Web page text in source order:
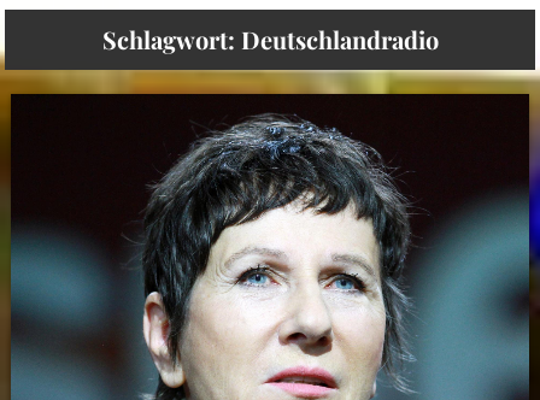
Hitzewelle: Städte- und Gemeindebund fordert „nationalen Kraftakt für
Wasserversorgung“
Niedrige Wasserstände: Auf Rekordtief
Umweltkatastrophe: Drohende Ölkatastrophe vor der Küste des Oman
Sexualisierte Gewalt: Starr vor Angst
Schlagwort: Deutschlandradio